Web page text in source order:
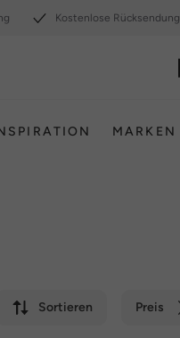
Kostenlose Rücksendung
MARKEN
Sortieren Preis